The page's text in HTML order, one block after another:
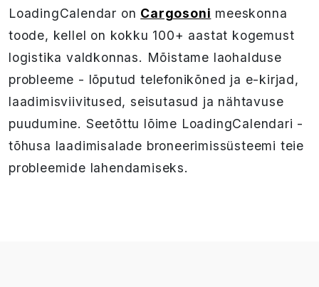
LoadingCalendar on Cargosoni meeskonna
toode, kellel on kokku 100+ aastat kogemust
logistika valdkonnas. Mõistame laohalduse
probleeme - lõputud telefonikõned ja e-kirjad,
laadimisviivitused, seisutasud ja nähtavuse
puudumine. Seetõttu lõime LoadingCalendari -
tõhusa laadimisalade broneerimissüsteemi teie
probleemide lahendamiseks.